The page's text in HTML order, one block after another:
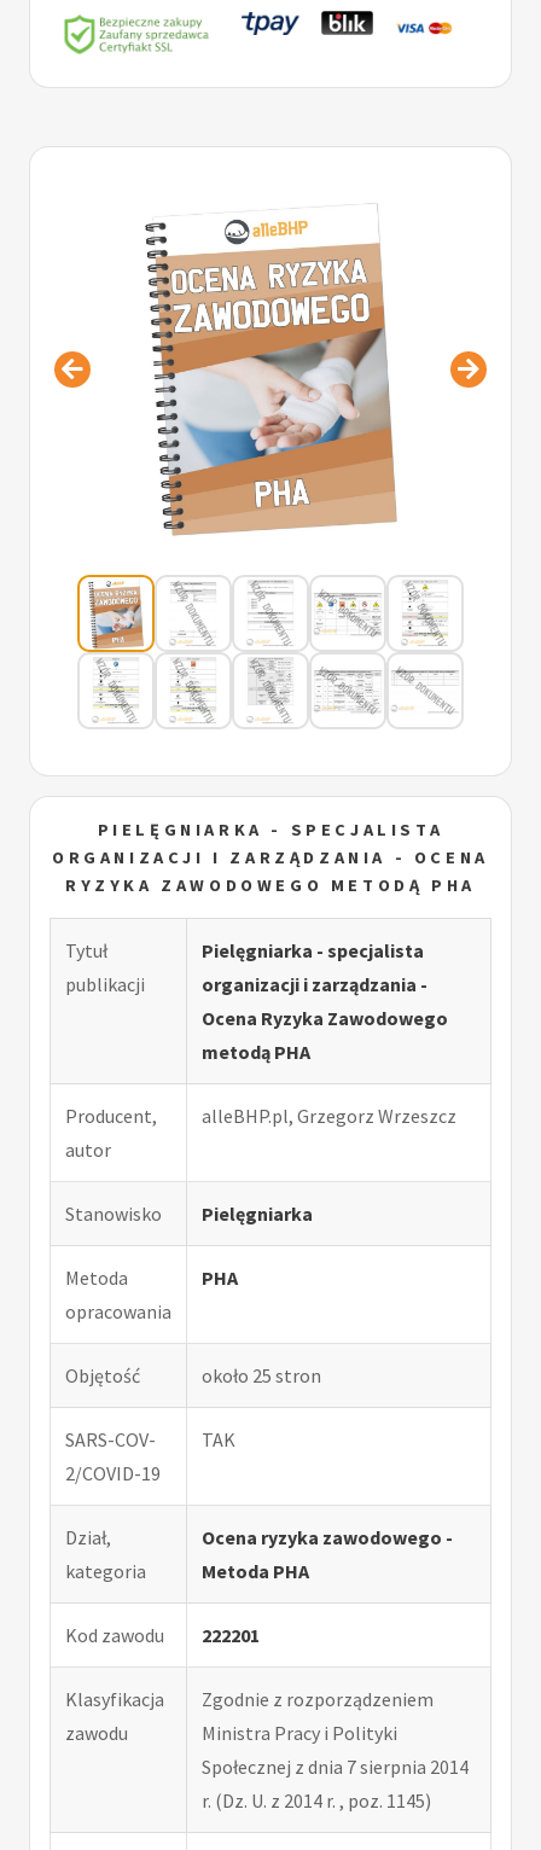
PIELĘGNIARKA - SPECJALISTA
ORGANIZACJI I ZARZĄDZANIA - OCENA
RYZYKA ZAWODOWEGO METODĄ PHA
Tytuł
publikacji
Pielęgniarka - specjalista
organizacji i zarządzania -
Ocena Ryzyka Zawodowego
metodą PHA
Producent,
autor
alleBHP.pl, Grzegorz Wrzeszcz
Stanowisko Pielęgniarka
Metoda
opracowania
PHA
Objętość około 25 stron
SARS-COV-
2/COVID-19
TAK
Dział,
kategoria
Ocena ryzyka zawodowego -
Metoda PHA
Kod zawodu 222201
Klasyfikacja
zawodu
Zgodnie z rozporządzeniem
Ministra Pracy i Polityki
Społecznej z dnia 7 sierpnia 2014
r. (Dz. U. z 2014 r. , poz. 1145)